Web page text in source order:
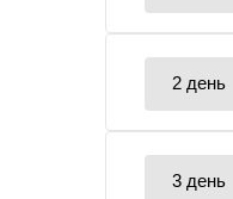
2 день
3 день